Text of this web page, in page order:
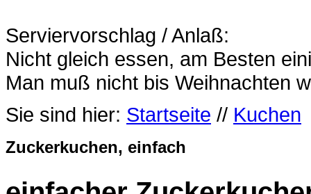
Serviervorschlag / Anlaß:
Nicht gleich essen, am Besten
Man muß nicht bis Weihnachten
Sie sind hier: Startseite // Kuchen
Zuckerkuchen, einfach